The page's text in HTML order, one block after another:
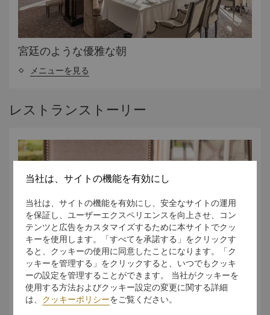
宮廷のような優雅な朝
メニューを見る
レストランストーリー
フレンチブレックファスト
当社は、サイトの機能を有効にし
当社は、サイトの機能を有効にし、安全なサイトの運用
を保証し、ユーザーエクスペリエンスを向上させ、コン
テンツと広告をカスタマイズするために本サイトでクッ
キーを使用します。「すべてを承諾する」をクリックす
ると、クッキーの使用に同意したことになります。「ク
ッキーを管理する」をクリックすると、いつでもクッキ
ーの設定を管理することができます。 当社がクッキーを
使用する方法およびクッキー設定の変更に関する詳細
は、 クッキーポリシーをご覧ください。